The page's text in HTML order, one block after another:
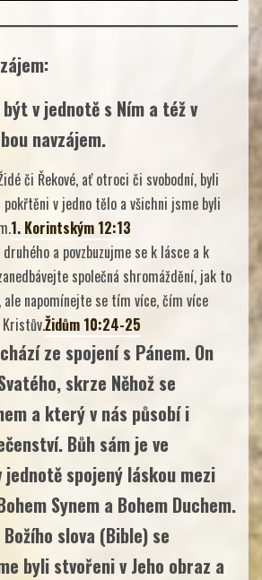
v jednotě s Ním a též v
navzájem.
či Řekové, ať otroci či svobodní, byli
v jedno tělo a všichni jsme byli
1. Korintským 12:13
a povzbuzujme se k lásce a k
společná shromáždění, jak to
ale napomínejte se tím více, čím více
Židům 10:24-25
ze spojení s Pánem. On
skrze Něhož se
a který v nás působí i
Bůh sám je ve
spojený láskou mezi
Synem a Bohem Duchem.
slova (Bible) se
byli stvořeni v Jeho obraz a